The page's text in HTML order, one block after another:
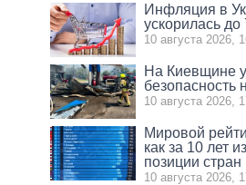
Инфляция в
ускорилась до
10 августа 2026,
На Киевщине
безопасность
10 августа 2026,
Мировой
как за 10 лет
позиции
10 августа 2026,